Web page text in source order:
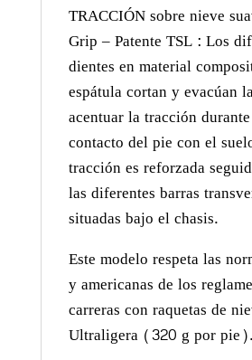
TRACCIÓN sobre nieve
Grip – Patente TSL : Los
dientes en material
espátula cortan y evacúan
acentuar la tracción
contacto del pie con el
tracción es reforzada
las diferentes barras
situadas bajo el chasis.
Este modelo respeta las
y americanas de los
carreras con raquetas de
Ultraligera (320 g por pie).